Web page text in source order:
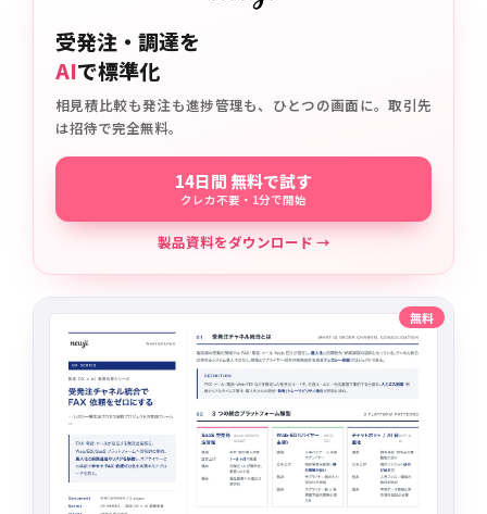
受発注・調達を
AIで標準化
相見積比較も発注も進捗管理も、ひとつの画面に。取引先
は招待で完全無料。
14日間 無料で試す
クレカ不要・1分で開始
製品資料をダウンロード →
無料